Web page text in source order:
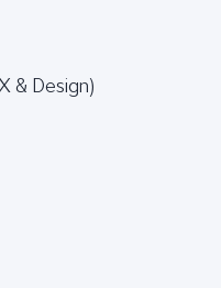
& Design)